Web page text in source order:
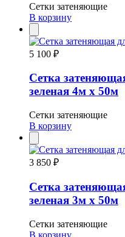
Сетки затеняющие
В корзину
5 100 ₽
Сетка
зеленая 4м х 50м
Сетки затеняющие
В корзину
3 850 ₽
Сетка
зеленая 3м х 50м
Сетки затеняющие
В корзину